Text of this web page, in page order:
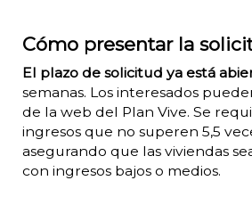
Cómo presentar la
El plazo de solicitud ya está
semanas. Los interesados
de la web del Plan Vive. Se
ingresos que no superen 5,5
asegurando que las viviendas
con ingresos bajos o medios.